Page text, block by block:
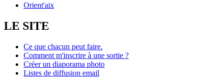
Orient'aix
LE SITE
Ce que chacun peut faire.
Comment m'inscrire à une sortie ?
Créer un diaporama photo
Listes de diffusion email